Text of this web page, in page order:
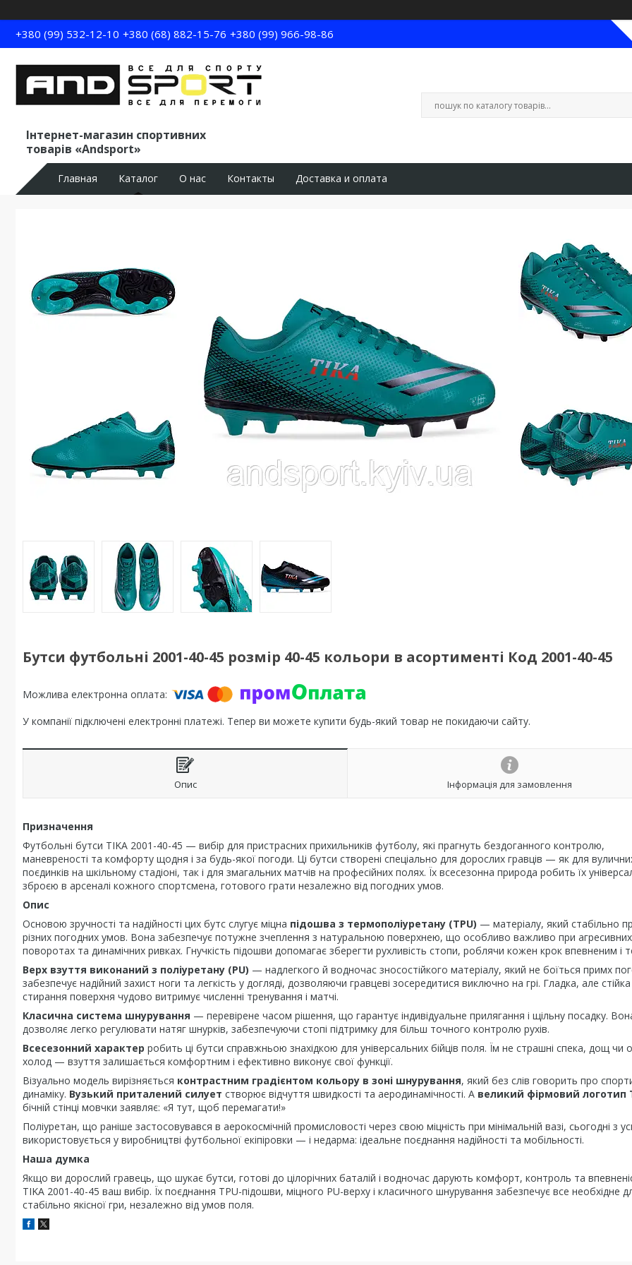
+380 (99) 532-12-10 +380 (68) 882-15-76 +380 (99) 966-98-86
Інтернет-магазин спортивних
товарів «Andsport»
Главная Каталог О нас Контакты Доставка и оплата
Бутси футбольні 2001-40-45 розмір 40-45 кольори в асортименті Код 2001-40-45
У компанії підключені електронні платежі. Тепер ви можете купити будь-який товар не покидаючи сайту.
Опис Інформація для замовлення
Призначення
Футбольні бутси TIKA 2001-40-45 — вибір для пристрасних прихильників футболу, які прагнуть бездоганного контролю,
маневреності та комфорту щодня і за будь-якої погоди. Ці бутси створені спеціально для дорослих гравців — як для
поєдинків на шкільному стадіоні, так і для змагальних матчів на професійних полях. Їх всесезонна природа робить їх
зброєю в арсеналі кожного спортсмена, готового грати незалежно від погодних умов.
Опис
Основою зручності та надійності цих бутс слугує міцна підошва з термополіуретану (TPU) — матеріалу, який стабільно
різних погодних умов. Вона забезпечує потужне зчеплення з натуральною поверхнею, що особливо важливо при агресивних
поворотах та динамічних ривках. Гнучкість підошви допомагає зберегти рухливість стопи, роблячи кожен крок впевненим і
Верх взуття виконаний з поліуретану (PU) — надлегкого й водночас зносостійкого матеріалу, який не боїться примх
забезпечує надійний захист ноги та легкість у догляді, дозволяючи гравцеві зосередитися виключно на грі. Гладка, але
стирання поверхня чудово витримує численні тренування і матчі.
Класична система шнурування — перевірене часом рішення, що гарантує індивідуальне прилягання і щільну посадку.
дозволяє легко регулювати натяг шнурків, забезпечуючи стопі підтримку для більш точного контролю рухів.
Всесезонний характер робить ці бутси справжньою знахідкою для універсальних бійців поля. Їм не страшні спека, дощ чи
холод — взуття залишається комфортним і ефективно виконує свої функції.
Візуально модель вирізняється контрастним градієнтом кольору в зоні шнурування, який без слів говорить про
динаміку. Вузький приталений силует створює відчуття швидкості та аеродинамічності. А великий фірмовий логотип
бічній стінці мовчки заявляє: «Я тут, щоб перемагати!»
Поліуретан, що раніше застосовувався в аерокосмічній промисловості через свою міцність при мінімальній вазі, сьогодні з
використовується у виробництві футбольної екіпіровки — і недарма: ідеальне поєднання надійності та мобільності.
Наша думка
Якщо ви дорослий гравець, що шукає бутси, готові до цілорічних баталій і водночас дарують комфорт, контроль та
TIKA 2001-40-45 ваш вибір. Їх поєднання TPU-підошви, міцного PU-верху і класичного шнурування забезпечує все необхідне
стабільно якісної гри, незалежно від умов поля.